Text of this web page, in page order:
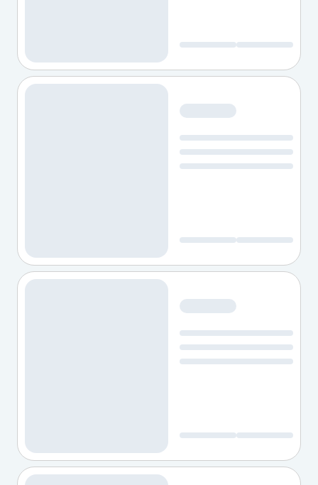
F&amp;I não é acessório. É onde o resultado realmente